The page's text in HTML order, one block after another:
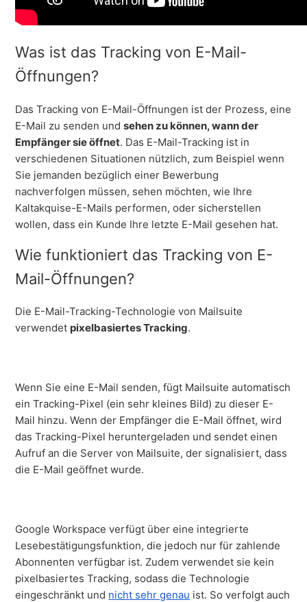
Was ist das Tracking von E-Mail-
Öffnungen?
Das Tracking von E-Mail-Öffnungen ist der Prozess, eine
E-Mail zu senden undsehen zu können, wann der
Empfänger sie öffnet. Das E-Mail-Tracking ist in
verschiedenen Situationen nützlich, zum Beispiel wenn
Sie jemanden bezüglich einer Bewerbung
nachverfolgen müssen, sehen möchten, wie Ihre
Kaltakquise-E-Mails performen, oder sicherstellen
wollen, dass ein Kunde Ihre letzte E-Mail gesehen hat.
Wie funktioniert das Tracking von E-
Mail-Öffnungen?
Die E-Mail-Tracking-Technologie von Mailsuite
verwendet pixelbasiertes Tracking.
Wenn Sie eine E-Mail senden, fügt Mailsuite automatisch
ein Tracking-Pixel (ein sehr kleines Bild) zu dieser E-
Mail hinzu. Wenn der Empfänger die E-Mail öffnet, wird
das Tracking-Pixel heruntergeladen und sendet einen
Aufruf an die Server von Mailsuite, der signalisiert, dass
die E-Mail geöffnet wurde.
Google Workspace verfügt über eine integrierte
Lesebestätigungsfunktion, die jedoch nur für zahlende
Abonnenten verfügbar ist. Zudem verwendet sie kein
pixelbasiertes Tracking, sodass die Technologie
eingeschränkt und nicht sehr genau ist. So verfolgt auch